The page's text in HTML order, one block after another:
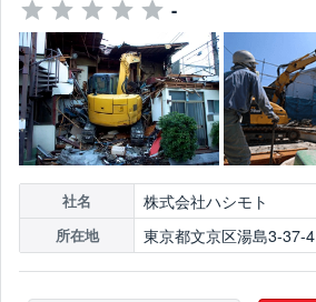
-
社名 株式会社ハシモト
所在地 東京都文京区湯島3-37-4